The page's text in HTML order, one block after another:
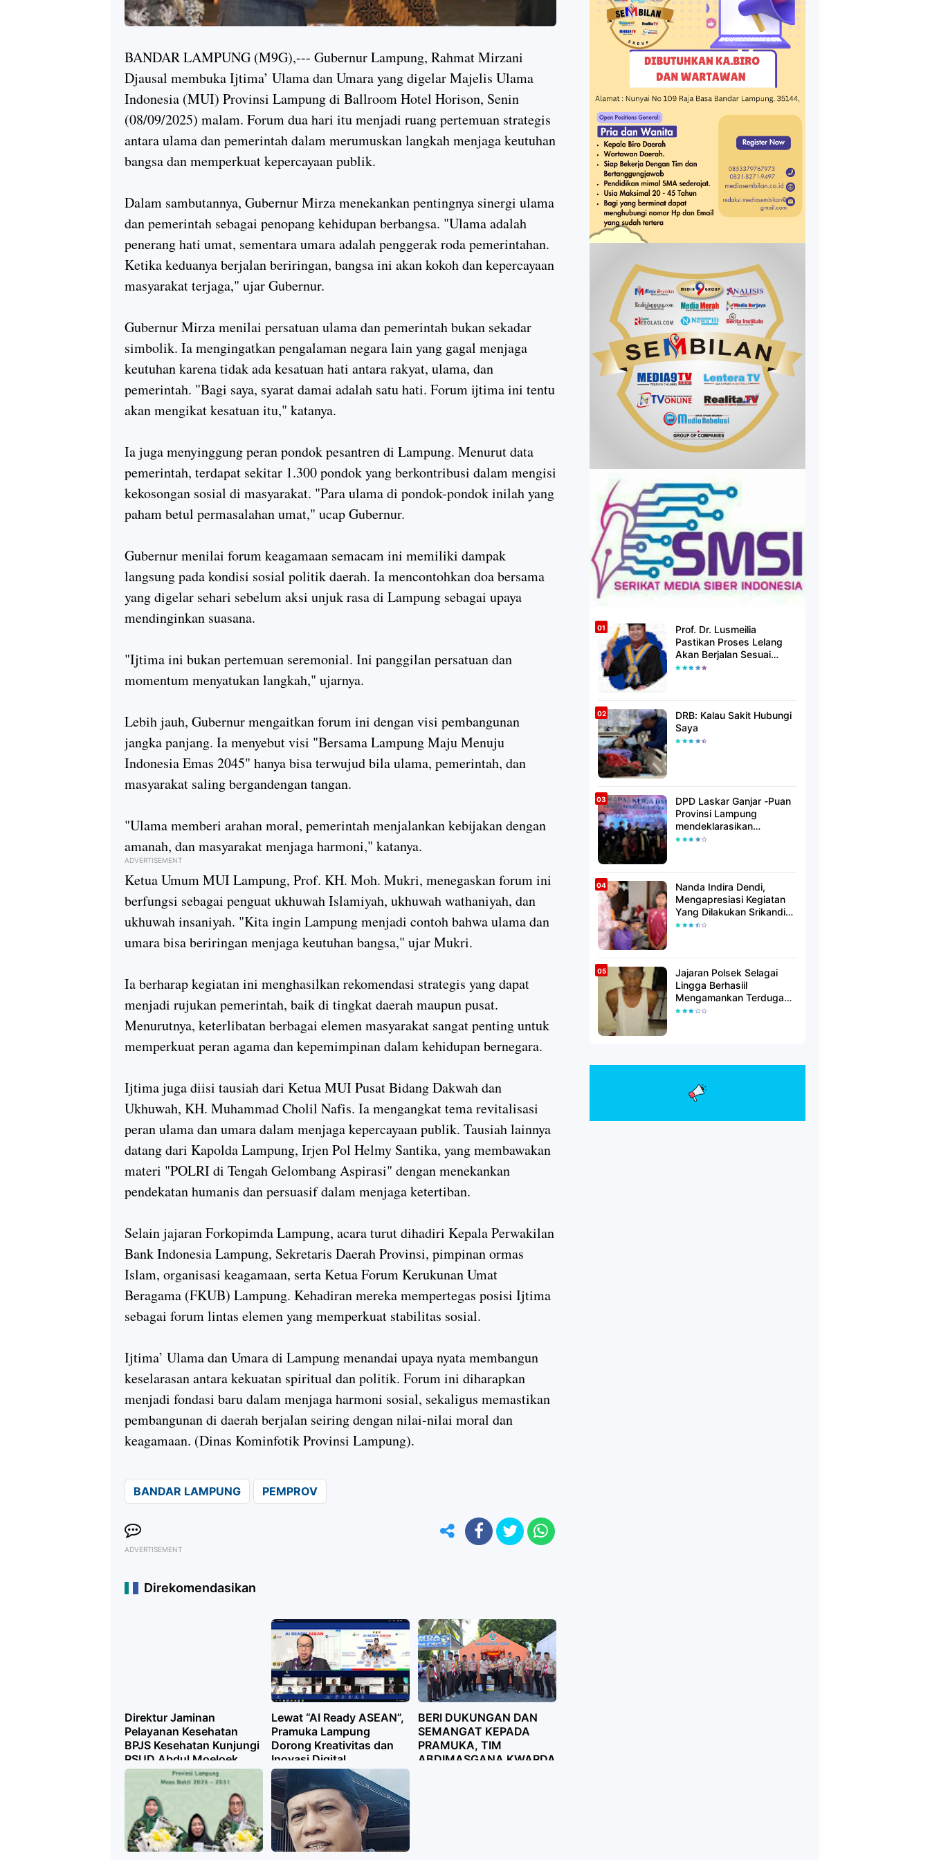
BANDAR LAMPUNG (M9G),--- Gubernur Lampung, Rahmat Mirzani
Djausal membuka Ijtima’ Ulama dan Umara yang digelar Majelis Ulama
Indonesia (MUI) Provinsi Lampung di Ballroom Hotel Horison, Senin
(08/09/2025) malam. Forum dua hari itu menjadi ruang pertemuan strategis
antara ulama dan pemerintah dalam merumuskan langkah menjaga keutuhan
bangsa dan memperkuat kepercayaan publik.
Dalam sambutannya, Gubernur Mirza menekankan pentingnya sinergi ulama
dan pemerintah sebagai penopang kehidupan berbangsa. "Ulama adalah
penerang hati umat, sementara umara adalah penggerak roda pemerintahan.
Ketika keduanya berjalan beriringan, bangsa ini akan kokoh dan kepercayaan
masyarakat terjaga," ujar Gubernur.
Gubernur Mirza menilai persatuan ulama dan pemerintah bukan sekadar
simbolik. Ia mengingatkan pengalaman negara lain yang gagal menjaga
keutuhan karena tidak ada kesatuan hati antara rakyat, ulama, dan
pemerintah. "Bagi saya, syarat damai adalah satu hati. Forum ijtima ini tentu
akan mengikat kesatuan itu," katanya.
Ia juga menyinggung peran pondok pesantren di Lampung. Menurut data
pemerintah, terdapat sekitar 1.300 pondok yang berkontribusi dalam mengisi
kekosongan sosial di masyarakat. "Para ulama di pondok-pondok inilah yang
paham betul permasalahan umat," ucap Gubernur.
Gubernur menilai forum keagamaan semacam ini memiliki dampak
langsung pada kondisi sosial politik daerah. Ia mencontohkan doa bersama
yang digelar sehari sebelum aksi unjuk rasa di Lampung sebagai upaya
mendinginkan suasana.
"Ijtima ini bukan pertemuan seremonial. Ini panggilan persatuan dan
momentum menyatukan langkah," ujarnya.
Lebih jauh, Gubernur mengaitkan forum ini dengan visi pembangunan
jangka panjang. Ia menyebut visi "Bersama Lampung Maju Menuju
Indonesia Emas 2045" hanya bisa terwujud bila ulama, pemerintah, dan
masyarakat saling bergandengan tangan.
"Ulama memberi arahan moral, pemerintah menjalankan kebijakan dengan
amanah, dan masyarakat menjaga harmoni," katanya.
ADVERTISEMENT
Ketua Umum MUI Lampung, Prof. KH. Moh. Mukri, menegaskan forum ini
berfungsi sebagai penguat ukhuwah Islamiyah, ukhuwah wathaniyah, dan
ukhuwah insaniyah. "Kita ingin Lampung menjadi contoh bahwa ulama dan
umara bisa beriringan menjaga keutuhan bangsa," ujar Mukri.
Ia berharap kegiatan ini menghasilkan rekomendasi strategis yang dapat
menjadi rujukan pemerintah, baik di tingkat daerah maupun pusat.
Menurutnya, keterlibatan berbagai elemen masyarakat sangat penting untuk
memperkuat peran agama dan kepemimpinan dalam kehidupan bernegara.
Ijtima juga diisi tausiah dari Ketua MUI Pusat Bidang Dakwah dan
Ukhuwah, KH. Muhammad Cholil Nafis. Ia mengangkat tema revitalisasi
peran ulama dan umara dalam menjaga kepercayaan publik. Tausiah lainnya
datang dari Kapolda Lampung, Irjen Pol Helmy Santika, yang membawakan
materi "POLRI di Tengah Gelombang Aspirasi" dengan menekankan
pendekatan humanis dan persuasif dalam menjaga ketertiban.
Selain jajaran Forkopimda Lampung, acara turut dihadiri Kepala Perwakilan
Bank Indonesia Lampung, Sekretaris Daerah Provinsi, pimpinan ormas
Islam, organisasi keagamaan, serta Ketua Forum Kerukunan Umat
Beragama (FKUB) Lampung. Kehadiran mereka mempertegas posisi Ijtima
sebagai forum lintas elemen yang memperkuat stabilitas sosial.
Ijtima’ Ulama dan Umara di Lampung menandai upaya nyata membangun
keselarasan antara kekuatan spiritual dan politik. Forum ini diharapkan
menjadi fondasi baru dalam menjaga harmoni sosial, sekaligus memastikan
pembangunan di daerah berjalan seiring dengan nilai-nilai moral dan
keagamaan. (Dinas Kominfotik Provinsi Lampung).
BANDAR LAMPUNG PEMPROV
ADVERTISEMENT
Direkomendasikan
Direktur Jaminan
Pelayanan Kesehatan
BPJS Kesehatan Kunjungi
RSUD Abdul Moeloek
Lewat “AI Ready ASEAN”,
Pramuka Lampung
Dorong Kreativitas dan
Inovasi Digital
BERI DUKUNGAN DAN
SEMANGAT KEPADA
PRAMUKA, TIM
ABDIMASGANA KWARDA
Prof. Dr. Lusmeilia
Pastikan Proses Lelang
Akan Berjalan Sesuai
Aturan
DRB: Kalau Sakit Hubungi
Saya
DPD Laskar Ganjar -Puan
Provinsi Lampung
mendeklarasikan
Mendukung Ganjar-Puan
Nanda Indira Dendi,
Mengapresiasi Kegiatan
Yang Dilakukan Srikandi
Dermawan
Jajaran Polsek Selagai
Lingga Berhasiil
Mengamankan Terduga
Pelaku Pencabulan Anak